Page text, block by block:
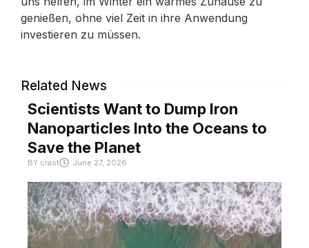
genießen, ohne viel Zeit in ihre Anwendung
investieren zu müssen.
Related News
Scientists Want to Dump Iron
Nanoparticles Into the Oceans to
Save the Planet
BY crast June 27, 2026